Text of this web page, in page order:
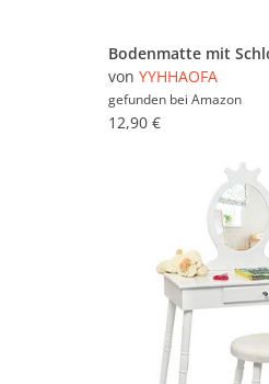
von YYHHAOFA
gefunden bei Amazon
12,90 €